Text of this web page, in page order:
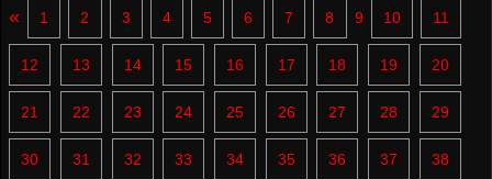
« 1 2 3 4 5 6 7 8 9 10 11
12 13 14 15 16 17 18 19 20
21 22 23 24 25 26 27 28 29
30 31 32 33 34 35 36 37 38